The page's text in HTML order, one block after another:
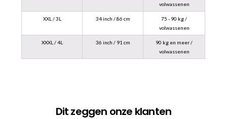
volwassenen
XXL / 3L 34 inch / 86 cm
75 - 90 kg /
volwassenen
XXXL / 4L 36 inch / 91 cm
90 kg en meer /
volwassenen
Dit zeggen onze klanten